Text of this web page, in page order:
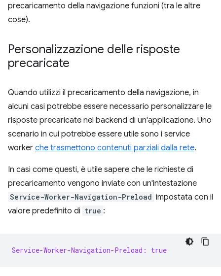
precaricamento della navigazione funzioni (tra le altre
cose).
Personalizzazione delle risposte
precaricate
Quando utilizzi il precaricamento della navigazione, in
alcuni casi potrebbe essere necessario personalizzare le
risposte precaricate nel backend di un'applicazione. Uno
scenario in cui potrebbe essere utile sono i service
worker che trasmettono contenuti parziali dalla rete.
In casi come questi, è utile sapere che le richieste di
precaricamento vengono inviate con un'intestazione
Service-Worker-Navigation-Preload impostata con il
valore predefinito di true :
Service-Worker-Navigation-Preload: true